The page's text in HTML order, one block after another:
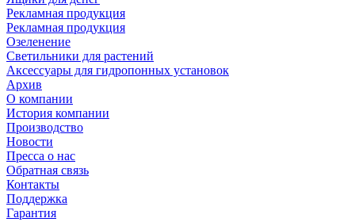
Рекламная продукция
Рекламная продукция
Озеленение
Светильники для растений
Аксессуары для гидропонных установок
Архив
О компании
История компании
Производство
Новости
Пресса о нас
Обратная связь
Контакты
Поддержка
Гарантия